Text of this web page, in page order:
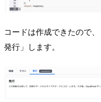
コードは作成できたので
発行」します。